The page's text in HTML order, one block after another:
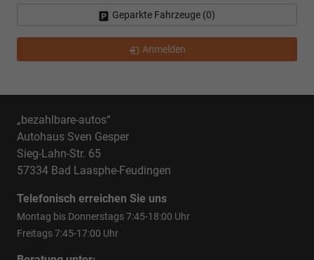
Geparkte Fahrzeuge (0)
Anmelden
„bezahlbare-autos“
Autohaus Sven Gesper
Sieg-Lahn-Str. 65
57334 Bad Laasphe-Feudingen
Telefonisch erreichen Sie uns
Montag bis Donnerstags 7:45-18:00 Uhr
Freitags 7:45-17:00 Uhr